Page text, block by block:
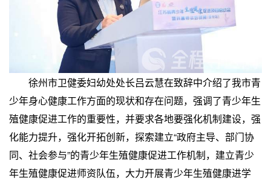
徐州市卫健委妇幼处处长吕云慧在致辞中介绍了我市青
少年身心健康工作方面的现状和存在问题，强调了青少年生
殖健康促进工作的重要性，并要求各地要强化机制建设，强
化能力提升，强化开拓创新，探索建立“政府主导、部门协
同、社会参与”的青少年生殖健康促进工作机制，建立青少
年生殖健康促进师资队伍，大力开展青少年生殖健康进学